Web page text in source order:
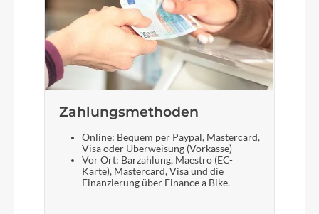
Zahlungsmethoden
Online: Bequem per Paypal, Mastercard,
Visa oder Überweisung (Vorkasse)
Vor Ort: Barzahlung, Maestro (EC-
Karte), Mastercard, Visa und die
Finanzierung über Finance a Bike.